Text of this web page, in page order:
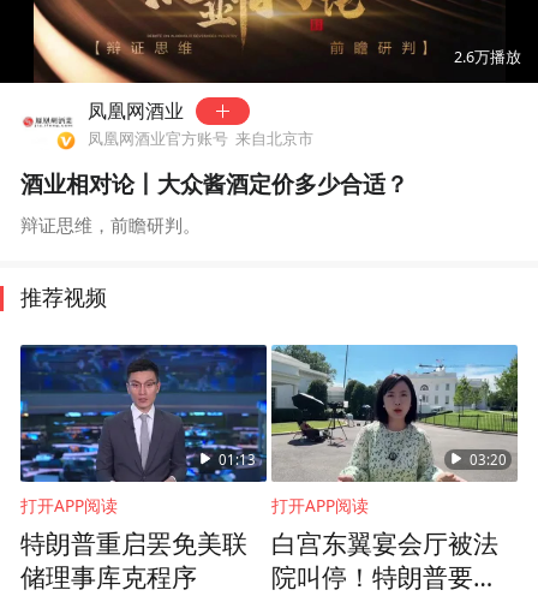
00:00 00:24
2.6万播放
凤凰网酒业
凤凰网酒业官方账号 来自北京市
酒业相对论丨大众酱酒定价多少合适？
辩证思维，前瞻研判。
推荐视频
01:13
打开APP阅读
特朗普重启罢免美联
储理事库克程序
03:20
打开APP阅读
白宫东翼宴会厅被法
院叫停！特朗普要和